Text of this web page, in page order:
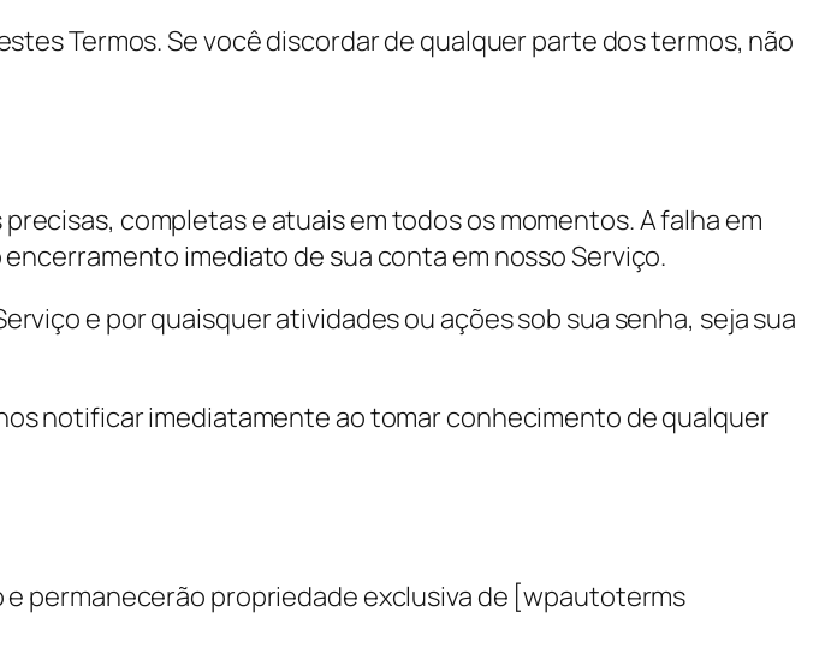
Termos. Se você discordar de qualquer parte dos termos, não
completas e atuais em todos os momentos. A falha em
imediato de sua conta em nosso Serviço.
e por quaisquer atividades ou ações sob sua senha, seja sua
notificar imediatamente ao tomar conhecimento de qualquer
permanecerão propriedade exclusiva de [wpautoterms